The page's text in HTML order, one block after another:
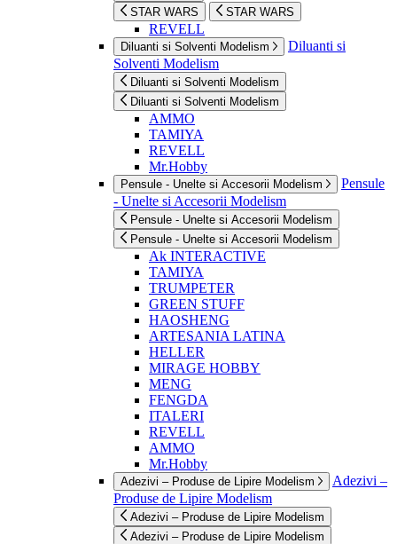
STAR WARS STAR WARS
REVELL
Diluanti si Solventi Modelism
Diluanti si
Solventi Modelism
Diluanti si Solventi Modelism
Diluanti si Solventi Modelism
AMMO
TAMIYA
REVELL
Mr.Hobby
Pensule - Unelte si Accesorii Modelism
Pensule
- Unelte si Accesorii Modelism
Pensule - Unelte si Accesorii Modelism
Pensule - Unelte si Accesorii Modelism
Ak INTERACTIVE
TAMIYA
TRUMPETER
GREEN STUFF
HAOSHENG
ARTESANIA LATINA
HELLER
MIRAGE HOBBY
MENG
FENGDA
ITALERI
REVELL
AMMO
Mr.Hobby
Adezivi – Produse de Lipire Modelism
Adezivi –
Produse de Lipire Modelism
Adezivi – Produse de Lipire Modelism
Adezivi – Produse de Lipire Modelism